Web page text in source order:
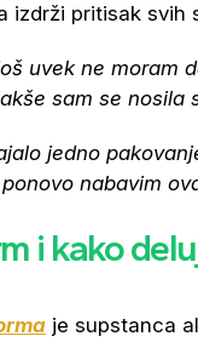
izdrži pritisak
uvek ne moram
sam se
jedno
nabavim
i kako
je supstanca